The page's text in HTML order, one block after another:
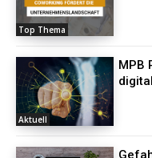
Top Thema
Aktuell
MPB